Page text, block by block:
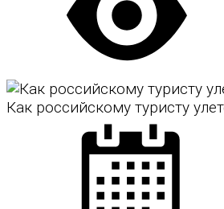
Как российскому туристу